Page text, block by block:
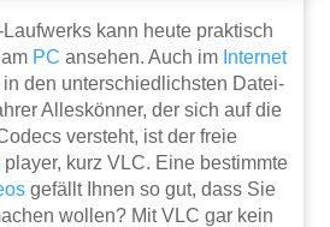
kann heute praktisch
PC ansehen. Auch im Internet
den unterschiedlichsten Datei-
Alleskönner, der sich auf die
versteht, ist der freie
player, kurz VLC. Eine bestimmte
gefällt Ihnen so gut, dass Sie
wollen? Mit VLC gar kein